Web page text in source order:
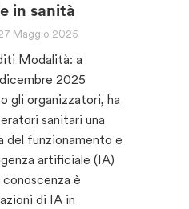
in sanità
Maggio 2025
Modalità: a
2025
gli organizzatori, ha
sanitari una
del funzionamento e
artificiale (IA)
è
di IA in